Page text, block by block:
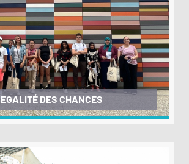
EGALITÉ DES CHANCES